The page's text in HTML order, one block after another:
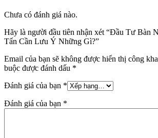
Chưa có đánh giá nào.
Hãy là người đầu tiên nhận xét “Đầu Tư Bàn
Tấn Cần Lưu Ý Những Gì?”
Email của bạn sẽ không được hiển thị công
buộc được đánh dấu *
Đánh giá của bạn *
Đánh giá của bạn *